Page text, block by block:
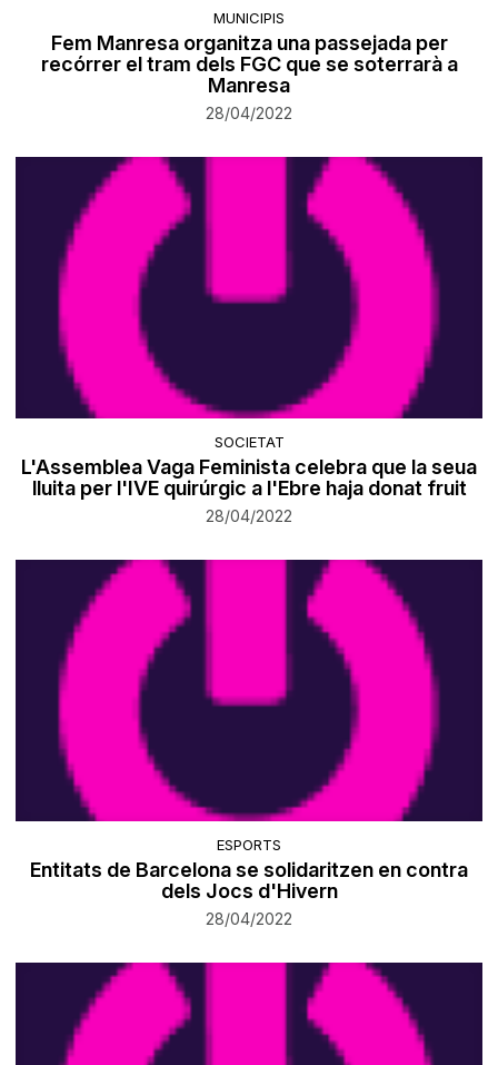
MUNICIPIS
Fem Manresa organitza una passejada per
recórrer el tram dels FGC que se soterrarà a
Manresa
28/04/2022
SOCIETAT
L'Assemblea Vaga Feminista celebra que la seua
lluita per l'IVE quirúrgic a l'Ebre haja donat fruit
28/04/2022
ESPORTS
Entitats de Barcelona se solidaritzen en contra
dels Jocs d'Hivern
28/04/2022